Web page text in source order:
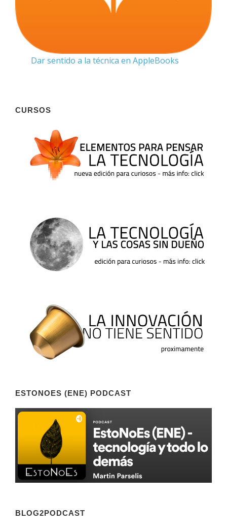
Dar sentido a la técnica en AppleBooks
CURSOS
ESTONOES (ENE) PODCAST
BLOG2PODCAST